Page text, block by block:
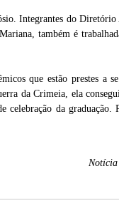
Integrantes do
também é
que estão prestes a
da Crimeia, ela
da
Notícia